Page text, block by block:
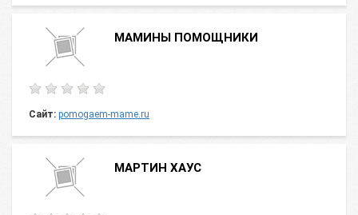
МАМИНЫ ПОМОЩНИКИ
Сайт: pomogaem-mame.ru
МАРТИН ХАУС